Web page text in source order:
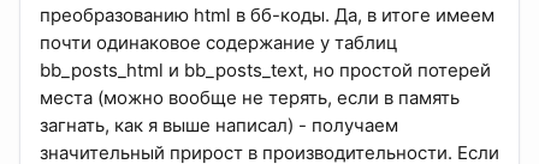
преобразованию html в бб-коды. Да, в итоге имеем
почти одинаковое содержание у таблиц
bb_posts_html и bb_posts_text, но простой потерей
места (можно вообще не терять, если в память
загнать, как я выше написал) - получаем
значительный прирост в производительности. Если